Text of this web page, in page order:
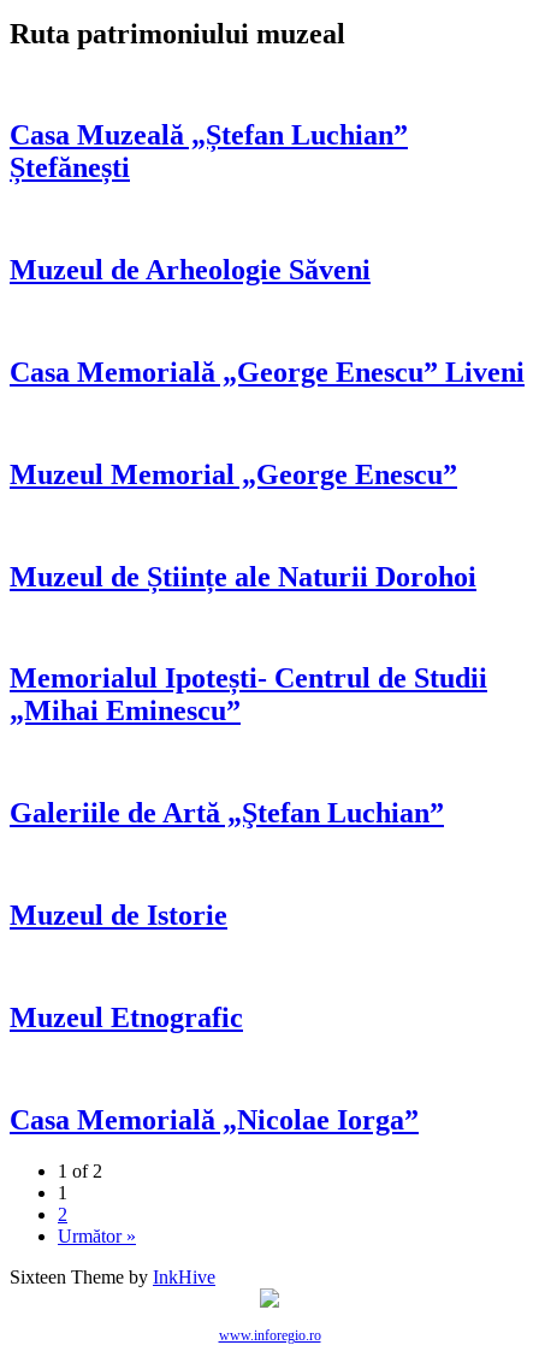
Ruta patrimoniului muzeal
Casa Muzeală „Ștefan Luchian”
Ștefănești
Muzeul de Arheologie Săveni
Casa Memorială „George Enescu” Liveni
Muzeul Memorial „George Enescu”
Muzeul de Științe ale Naturii Dorohoi
Memorialul Ipotești- Centrul de Studii
„Mihai Eminescu”
Galeriile de Artă „Ştefan Luchian”
Muzeul de Istorie
Muzeul Etnografic
Casa Memorială „Nicolae Iorga”
1 of 2
1
2
Următor »
Sixteen Theme by InkHive
www.inforegio.ro